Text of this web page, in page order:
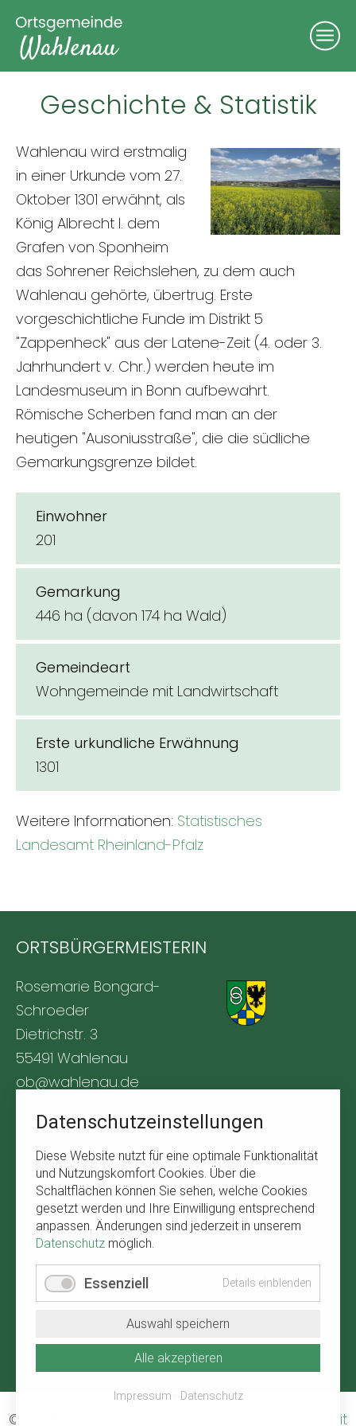
Geschichte & Statistik
Wahlenau wird erstmalig
in einer Urkunde vom 27.
Oktober 1301 erwähnt, als
König Albrecht I. dem
Grafen von Sponheim
das Sohrener Reichslehen, zu dem auch
Wahlenau gehörte, übertrug. Erste
vorgeschichtliche Funde im Distrikt 5
"Zappenheck" aus der Latene-Zeit (4. oder 3.
Jahrhundert v. Chr.) werden heute im
Landesmuseum in Bonn aufbewahrt.
Römische Scherben fand man an der
heutigen "Ausoniusstraße", die die südliche
Gemarkungsgrenze bildet.
Einwohner
201
Gemarkung
446 ha (davon 174 ha Wald)
Gemeindeart
Wohngemeinde mit Landwirtschaft
Erste urkundliche Erwähnung
1301
Weitere Informationen: Statistisches
Landesamt Rheinland-Pfalz
ORTSBÜRGERMEISTERIN
Rosemarie Bongard-
Schroeder
Dietrichstr. 3
55491 Wahlenau
ob@wahlenau.de
BÜRGERSERVICE
Navigation
überspringen
Abfallkalender
Verbandsgemeinde Kirchberg
Wetter in Wahlenau
RECHTLICHE HINWEISE
überspringen
Datenschutz
© 2026 Ortsgemeinde Wahlenau hit
Datenschutzeinstellungen
Diese Website nutzt für eine optimale Funktionalität
und Nutzungskomfort Cookies. Über die
Schaltflächen können Sie sehen, welche Cookies
gesetzt werden und Ihre Einwilligung entsprechend
anpassen. Änderungen sind jederzeit in unserem
Datenschutz möglich.
Essenziell Details einblenden
Auswahl speichern
Alle akzeptieren
Impressum Datenschutz